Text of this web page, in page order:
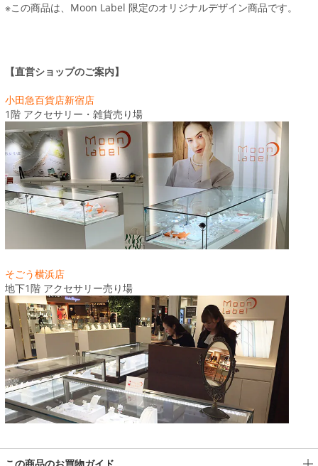
※この商品は、Moon Label 限定のオリジナルデザイン商品です。
【直営ショップのご案内】
小田急百貨店新宿店
1階 アクセサリー・雑貨売り場
そごう横浜店
地下1階 アクセサリー売り場